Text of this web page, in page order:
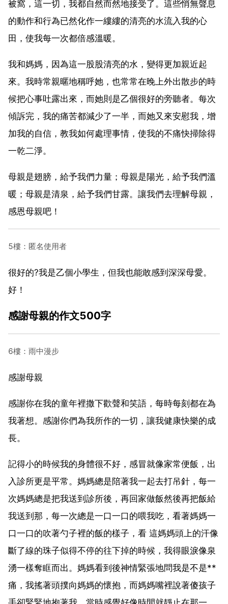
被窩，這一切，我都自然而然地接受了。這些悄無聲息
的動作和行為已然化作一縷縷的清亮的水流入我的心
田，使我每一次都倍感溫暖。
我和媽媽，因為這一股股清亮的水，變得更加親近起
來。我時常親暱地稱呼她，也常常在晚上外出散步的時
候把心事吐露出來，而她則是乙個很好的旁聽者。每次
傾訴完，我的痛苦都減少了一半，而她又來安慰我，增
加我的自信，教我如何處理事情，使我的不痛快掃除得
一乾二淨。
母親是翅膀，給予我們力量；母親是陽光，給予我們溫
暖；母親是清泉，給予我們甘露。讓我們去理解母親，
感恩母親吧！
5樓：匿名使用者
很好的?我是乙個小學生，但我也能敢感到深深母愛。
好！
感謝母親的作文500字
6樓：雨中漫步
感謝母親
感謝你在我的童年裡撒下歡聲和笑語，每時每刻都在為
我著想。感謝你們為我所作的一切，讓我健康快樂的成
長。
記得小的時候我的身體很不好，感冒就像家常便飯，出
入診所更是平常。媽媽總是陪著我一起去打吊針，每一
次媽媽總是把我送到診所後，再回家做飯然後再把飯給
我送到那，每一次總是一口一口的喂我吃，看著媽媽一
口一口的吹著勺子裡的飯的樣子，看 這媽媽頭上的汗像
斷了線的珠子似得不停的往下掉的時候，我得眼淚像泉
湧一樣奪眶而出。媽媽看到後神情緊張地問我是不是**
痛，我搖著頭撲向媽媽的懷抱，而媽媽嘴裡說著傻孩子